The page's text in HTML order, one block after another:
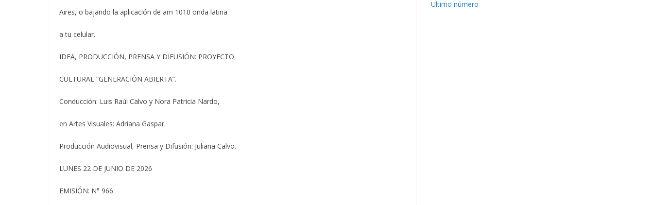
Aires, o bajando la aplicación de am 1010 onda latina
a tu celular.
IDEA, PRODUCCIÓN, PRENSA Y DIFUSIÓN: PROYECTO
CULTURAL “GENERACIÓN ABIERTA”.
Conducción: Luis Raúl Calvo y Nora Patricia Nardo,
en Artes Visuales: Adriana Gaspar.
Producción Audiovisual, Prensa y Difusión: Juliana Calvo.
LUNES 22 DE JUNIO DE 2026
EMISIÓN: N° 966
Ultimo número